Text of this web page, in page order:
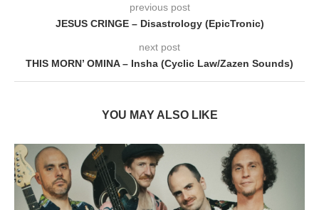
previous post
JESUS CRINGE – Disastrology (EpicTronic)
next post
THIS MORN’ OMINA – Insha (Cyclic Law/Zazen Sounds)
YOU MAY ALSO LIKE